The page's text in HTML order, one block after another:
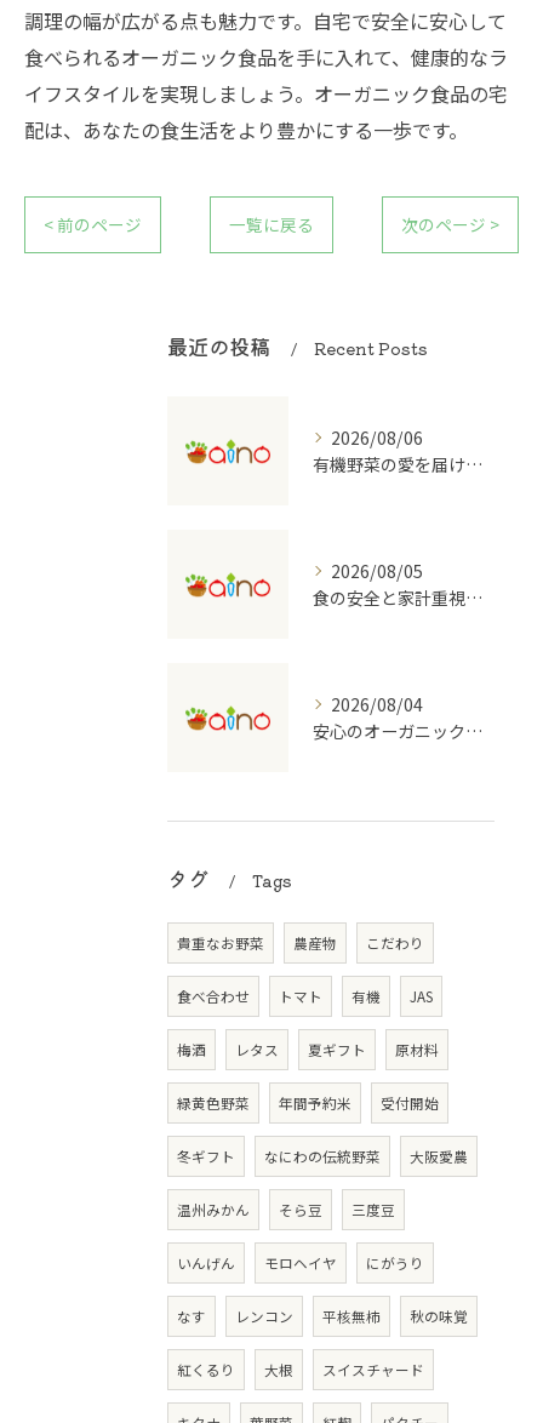
調理の幅が広がる点も魅力です。自宅で安全に安心して
食べられるオーガニック食品を手に入れて、健康的なラ
イフスタイルを実現しましょう。オーガニック食品の宅
配は、あなたの食生活をより豊かにする一歩です。
< 前のページ 一覧に戻る 次のページ >
最近の投稿 Recent Posts
2026/08/06
有機野菜の愛を届ける宅配の魅力
2026/08/05
食の安全と家計重視の有機野菜宅配を大阪府で始めるコツ
2026/08/04
安心のオーガニック食品を支える宅配のしくみ
タグ Tags
貴重なお野菜 農産物 こだわり
食べ合わせ トマト 有機 JAS
梅酒 レタス 夏ギフト 原材料
緑黄色野菜 年間予約米 受付開始
冬ギフト なにわの伝統野菜 大阪愛農
温州みかん そら豆 三度豆
いんげん モロヘイヤ にがうり
なす レンコン 平核無柿 秋の味覚
紅くるり 大根 スイスチャード